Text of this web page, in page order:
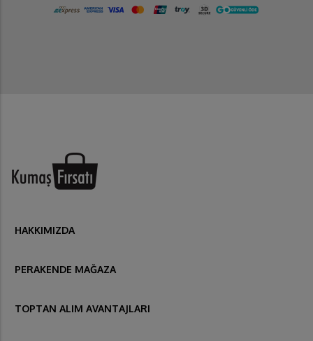
HAKKIMIZDA
PERAKENDE MAĞAZA
TOPTAN ALIM AVANTAJLARI